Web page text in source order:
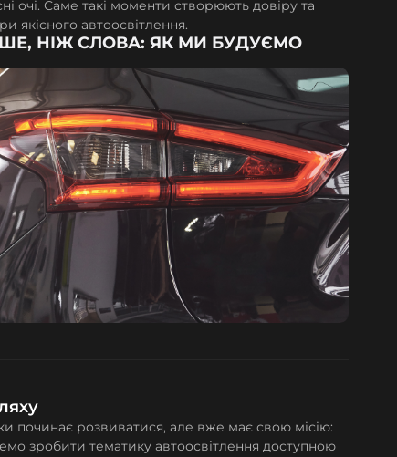
очі. Саме такі моменти створюють довіру та
якісного автоосвітлення.
НІЖ СЛОВА: ЯК МИ БУДУЄМО
починає розвиватися, але вже має свою місію:
зробити тематику автоосвітлення доступною